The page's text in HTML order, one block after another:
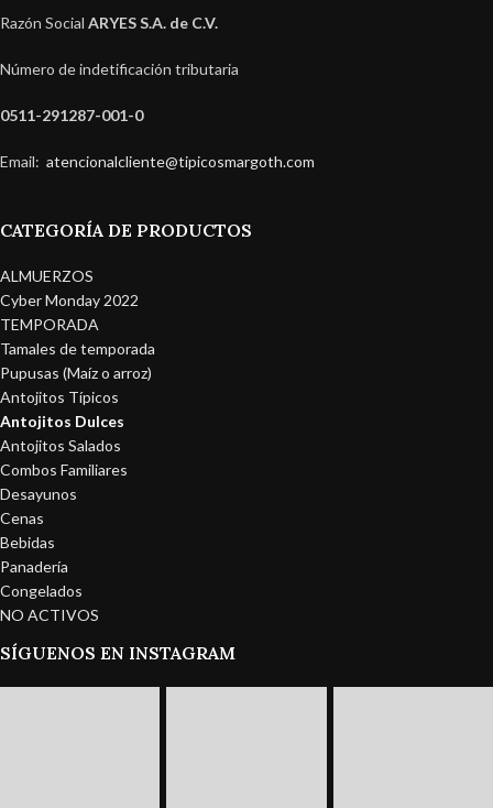
Razón Social ARYES S.A. de C.V.
Número de indetificación tributaria
0511-291287-001-0
Email: atencionalcliente@tipicosmargoth.com
CATEGORÍA DE PRODUCTOS
ALMUERZOS
Cyber Monday 2022
TEMPORADA
Tamales de temporada
Pupusas (Maíz o arroz)
Antojitos Típicos
Antojitos Dulces
Antojitos Salados
Combos Familiares
Desayunos
Cenas
Bebidas
Panadería
Congelados
NO ACTIVOS
SÍGUENOS EN INSTAGRAM